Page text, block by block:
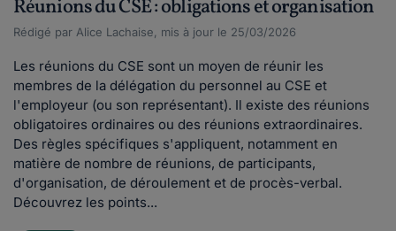
Réunions du CSE : obligations et organisation
Rédigé par Alice Lachaise, mis à jour le 25/03/2026
Les réunions du CSE sont un moyen de réunir les
membres de la délégation du personnel au CSE et
l'employeur (ou son représentant). Il existe des réunions
obligatoires ordinaires ou des réunions extraordinaires.
Des règles spécifiques s'appliquent, notamment en
matière de nombre de réunions, de participants,
d'organisation, de déroulement et de procès-verbal.
Découvrez les points...